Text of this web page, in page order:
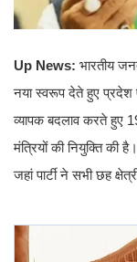
Up News: भारतीय
नया स्वरूप देते हुए प्रदेश
व्यापक बदलाव करते हुए
मंत्रियों की नियुक्ति की
जहां पार्टी ने सभी छह